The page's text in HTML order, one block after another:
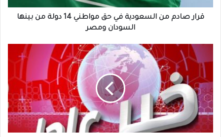
دولة
ومصر
قرار صادم من السعودية في حق مواطني 14 دولة من بينها
السودان ومصر
من
قنصلية
السودان
بجدة